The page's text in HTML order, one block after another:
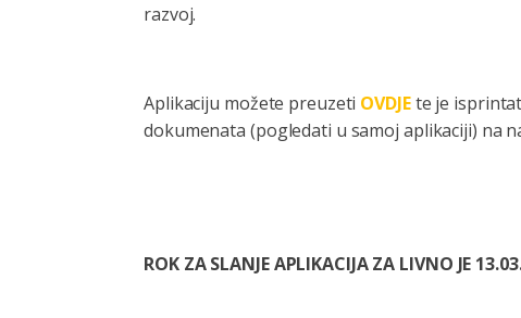
razvoj.
Aplikaciju možete preuzeti OVDJEte je
dokumenata (pogledati u samoj aplikaciji) na
ROK ZA SLANJE APLIKACIJA ZA LIVNO JE